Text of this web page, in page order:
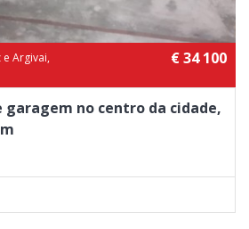
Argivai,
€ 34 100
garagem no centro da cidade,